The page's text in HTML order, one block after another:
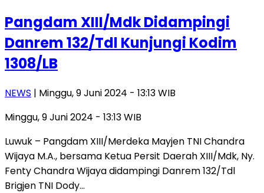
Pangdam XIII/Mdk Didampingi
Danrem 132/Tdl Kunjungi Kodim
1308/LB
NEWS | Minggu, 9 Juni 2024 - 13:13 WIB
Minggu, 9 Juni 2024 - 13:13 WIB
Luwuk – Pangdam XIII/Merdeka Mayjen TNI Chandra
Wijaya M.A., bersama Ketua Persit Daerah XIII/Mdk, Ny.
Fenty Chandra Wijaya didampingi Danrem 132/Tdl
Brigjen TNI Dody…